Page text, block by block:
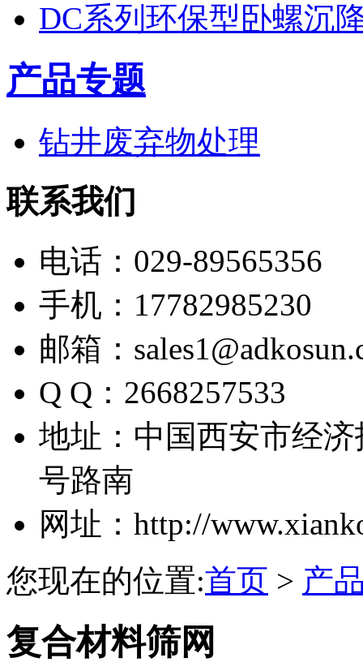
DC系列环保型卧螺沉
产品专题
钻井废弃物处理
联系我们
电话：029-89565356
手机：17782985230
邮箱：
Q Q：2668257533
地址：中国西安市经
号路南
网址：http://
您现在的位置:首页 > 产
复合材料筛网